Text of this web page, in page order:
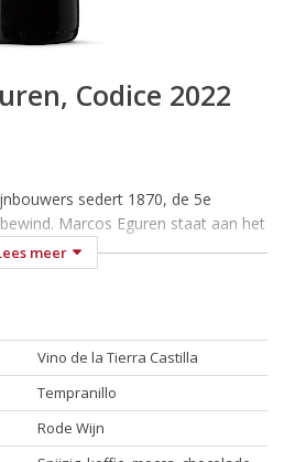
Codice 2022
sedert 1870, de 5e
Marcos Eguren staat aan het
zijn broer Miguel bestuurt het
aan de leiding van de Sierra
totaal. Hun doel bestaat erin om
Het resultaat is geen puur
kennis en passie en
ons brengt. Hun domeinen
en internationale wijnmarkt waar
ontvangen. Aan de voet van
gebergte, die de wijngaarden
meer
Vino de la Tierra Castilla
Tempranillo
Rode Wijn